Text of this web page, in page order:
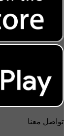
تواصل معنا